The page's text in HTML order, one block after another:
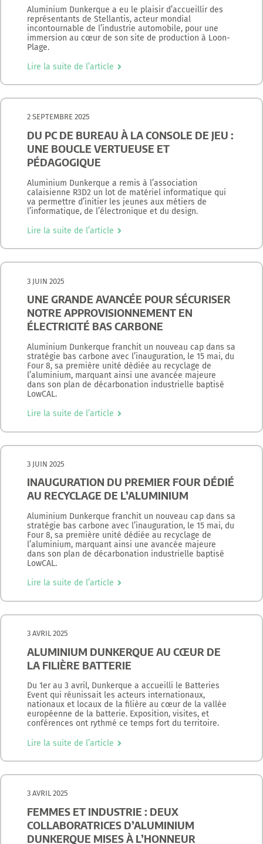
Aluminium Dunkerque a eu le plaisir d’accueillir des
représentants de Stellantis, acteur mondial
incontournable de l’industrie automobile, pour une
immersion au cœur de son site de production à Loon-
Plage.
Lire la suite de l’article
2 SEPTEMBRE 2025
DU PC DE BUREAU À LA CONSOLE DE JEU :
UNE BOUCLE VERTUEUSE ET
PÉDAGOGIQUE
Aluminium Dunkerque a remis à l’association
calaisienne R3D2 un lot de matériel informatique qui
va permettre d’initier les jeunes aux métiers de
l’informatique, de l’électronique et du design.
Lire la suite de l’article
3 JUIN 2025
UNE GRANDE AVANCÉE POUR SÉCURISER
NOTRE APPROVISIONNEMENT EN
ÉLECTRICITÉ BAS CARBONE
Aluminium Dunkerque franchit un nouveau cap dans sa
stratégie bas carbone avec l’inauguration, le 15 mai, du
Four 8, sa première unité dédiée au recyclage de
l’aluminium, marquant ainsi une avancée majeure
dans son plan de décarbonation industrielle baptisé
LowCAL.
Lire la suite de l’article
3 JUIN 2025
INAUGURATION DU PREMIER FOUR DÉDIÉ
AU RECYCLAGE DE L’ALUMINIUM
Aluminium Dunkerque franchit un nouveau cap dans sa
stratégie bas carbone avec l’inauguration, le 15 mai, du
Four 8, sa première unité dédiée au recyclage de
l’aluminium, marquant ainsi une avancée majeure
dans son plan de décarbonation industrielle baptisé
LowCAL.
Lire la suite de l’article
3 AVRIL 2025
ALUMINIUM DUNKERQUE AU CŒUR DE
LA FILIÈRE BATTERIE
Du 1er au 3 avril, Dunkerque a accueilli le Batteries
Event qui réunissait les acteurs internationaux,
nationaux et locaux de la filière au cœur de la vallée
européenne de la batterie. Exposition, visites, et
conférences ont rythmé ce temps fort du territoire.
Lire la suite de l’article
3 AVRIL 2025
FEMMES ET INDUSTRIE : DEUX
COLLABORATRICES D’ALUMINIUM
DUNKERQUE MISES À L’HONNEUR